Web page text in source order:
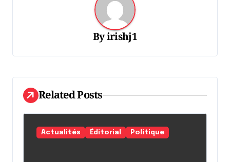
d
e
l
'
a
Byirishj1
Related Posts
Actualités Éditorial Politique